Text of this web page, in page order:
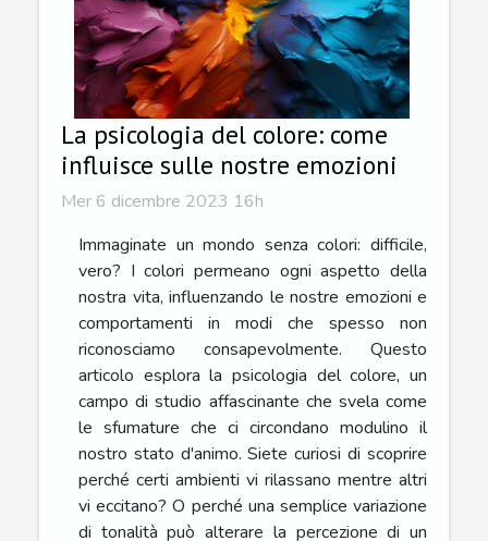
La psicologia del colore: come
influisce sulle nostre emozioni
Mer 6 dicembre 2023 16h
Immaginate un mondo senza colori: difficile,
vero? I colori permeano ogni aspetto della
nostra vita, influenzando le nostre emozioni e
comportamenti in modi che spesso non
riconosciamo consapevolmente. Questo
articolo esplora la psicologia del colore, un
campo di studio affascinante che svela come
le sfumature che ci circondano modulino il
nostro stato d'animo. Siete curiosi di scoprire
perché certi ambienti vi rilassano mentre altri
vi eccitano? O perché una semplice variazione
di tonalità può alterare la percezione di un